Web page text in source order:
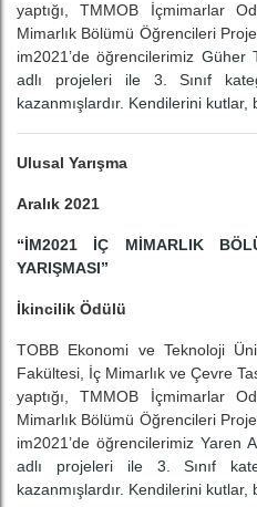
yaptığı, TMMOB İçmimarlar
Mimarlık Bölümü Öğrencileri
im2021’de öğrencilerimiz Güher
adlı projeleri ile 3. Sınıf
kazanmışlardır. Kendilerini kutlar,
Ulusal Yarışma
Aralık 2021
“İM2021 İÇ MİMARLIK
YARIŞMASI”
İkincilik Ödülü
TOBB Ekonomi ve Teknoloji
Fakültesi, İç Mimarlık ve Çevre
yaptığı, TMMOB İçmimarlar
Mimarlık Bölümü Öğrencileri
im2021’de öğrencilerimiz Yaren
adlı projeleri ile 3. Sınıf
kazanmışlardır. Kendilerini kutlar,